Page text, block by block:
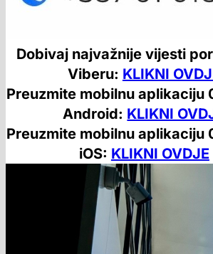
Dobivaj najvažnije vijesti
Viberu: KLIKNI
Preuzmite mobilnu aplikaciju
Android: KLIKNI
Preuzmite mobilnu aplikaciju
iOS: KLIKNI OVDJE